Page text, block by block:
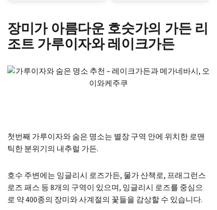
장미가 아름다운 호숫가의 가든 리
조트 가루이자와 레이크가든
첫번째 가루이자와 숨은 명소는 별장 구역 안에 위치한 로맨
틱한 분위기의 내추럴 가든.
호수 주변에는 잉글리시 로즈가든, 물가 산책로, 프래그런스
로즈 패스 등 8개의 구역이 있으며, 잉글리시 로즈를 중심으
로 약 400종의 장미와 사계절의 꽃들을 감상할 수 있습니다.